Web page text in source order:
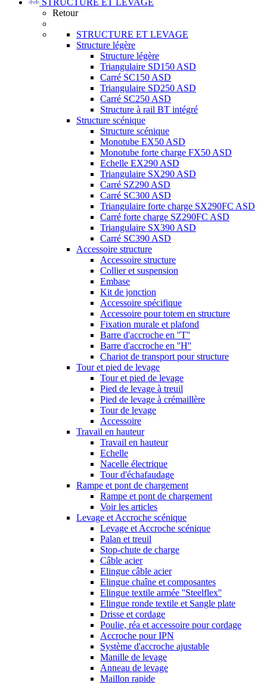
STRUCTURE ET LEVAGE
Retour
STRUCTURE ET LEVAGE
Structure légère
Structure légère
Triangulaire SD150 ASD
Carré SC150 ASD
Triangulaire SD250 ASD
Carré SC250 ASD
Structure à rail BT intégré
Structure scénique
Structure scénique
Monotube EX50 ASD
Monotube forte charge FX50 ASD
Echelle EX290 ASD
Triangulaire SX290 ASD
Carré SZ290 ASD
Carré SC300 ASD
Triangulaire forte charge SX290FC ASD
Carré forte charge SZ290FC ASD
Triangulaire SX390 ASD
Carré SC390 ASD
Accessoire structure
Accessoire structure
Collier et suspension
Embase
Kit de jonction
Accessoire spécifique
Accessoire pour totem en structure
Fixation murale et plafond
Barre d'accroche en ''T''
Barre d'accroche en ''H''
Chariot de transport pour structure
Tour et pied de levage
Tour et pied de levage
Pied de levage à treuil
Pied de levage à crémaillère
Tour de levage
Accessoire
Travail en hauteur
Travail en hauteur
Echelle
Nacelle électrique
Tour d'échafaudage
Rampe et pont de chargement
Rampe et pont de chargement
Voir les articles
Levage et Accroche scénique
Levage et Accroche scénique
Palan et treuil
Stop-chute de charge
Câble acier
Elingue câble acier
Elingue chaîne et composantes
Elingue textile armée ''Steelflex''
Elingue ronde textile et Sangle plate
Drisse et cordage
Poulie, réa et accessoire pour cordage
Accroche pour IPN
Système d'accroche ajustable
Manille de levage
Anneau de levage
Maillon rapide